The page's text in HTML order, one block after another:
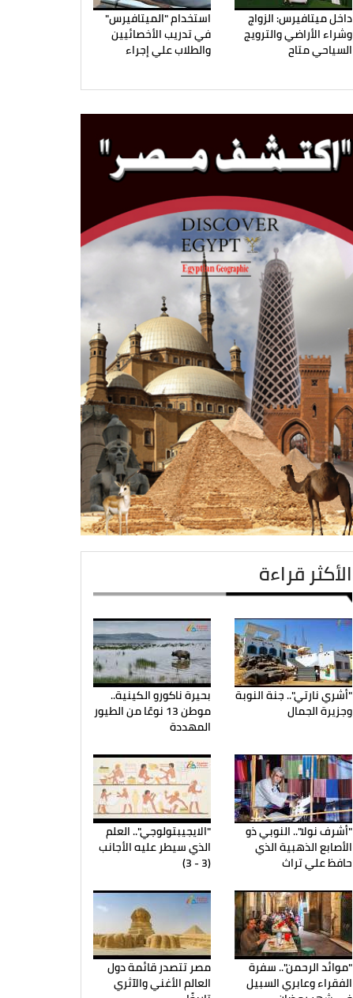
داخل ميتافيرس: الزواج
وشراء الأراضي والترويج
السياحي متاح
استخدام "الميتافيرس"
في تدريب الأخصائيين
والطلاب علي إجراء
الأكثر قراءة
"أشري نارتي".. جنة النوبة
وجزيرة الجمال
بحيرة ناكورو الكينية..
موطن 13 نوعًا من الطيور
المهددة
"أشرف نولا".. النوبي ذو
الأصابع الذهبية الذي
حافظ علي تراث
"الايجيبتولوجي".. العلم
الذي سيطر عليه الأجانب
(3 - 3)
"موائد الرحمن".. سفرة
الفقراء وعابري السبيل
مصر تتصدر قائمة دول
العالم الأغني والآثري